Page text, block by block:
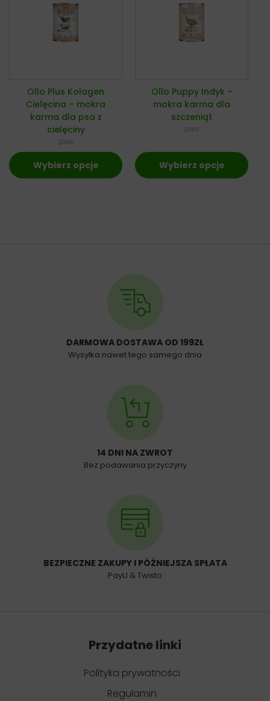
Ollo Plus Kolagen
Cielęcina – mokra
karma dla psa z
cielęciny
pies
Wybierz opcje
Ollo Puppy Indyk –
mokra karma dla
szczeniąt
pies
Wybierz opcje
DARMOWA DOSTAWA OD 199ZŁ
Wysyłka nawet tego samego dnia
14 DNI NA ZWROT
Bez podawania przyczyny
BEZPIECZNE ZAKUPY I PÓŹNIEJSZA SPŁATA
PayU & Twisto
Przydatne linki
Polityka prywatności
Regulamin